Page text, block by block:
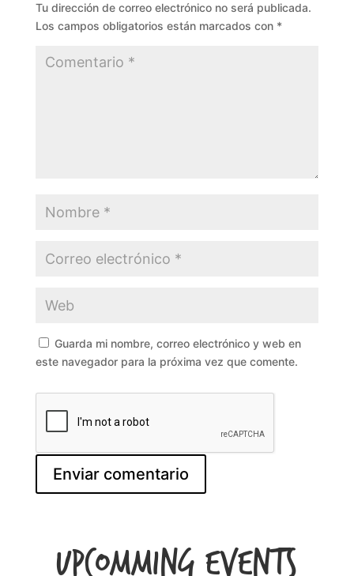
Tu dirección de correo electrónico no será publicada.
Los campos obligatorios están marcados con *
Guarda mi nombre, correo electrónico y web en
este navegador para la próxima vez que comente.
Upcomming Events